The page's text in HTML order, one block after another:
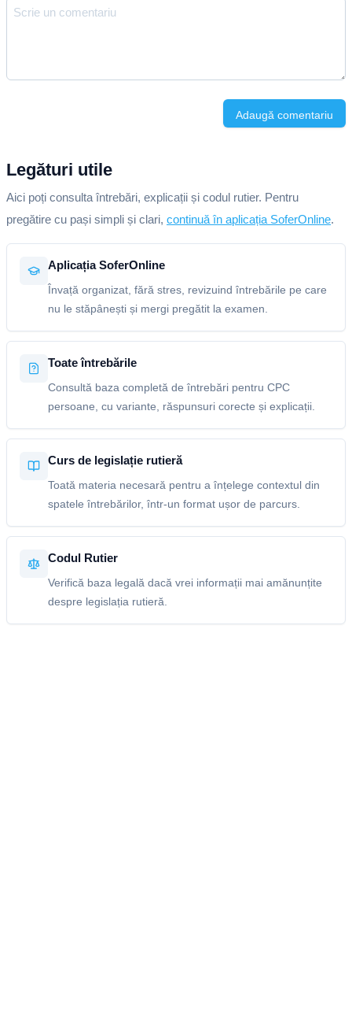
Adaugă comentariu
Legături utile
Aici poți consulta întrebări, explicații și codul rutier. Pentru
pregătire cu pași simpli și clari, continuă în aplicația SoferOnline.
Aplicația SoferOnline
Învață organizat, fără stres, revizuind întrebările pe care
nu le stăpânești și mergi pregătit la examen.
Toate întrebările
Consultă baza completă de întrebări pentru CPC
persoane, cu variante, răspunsuri corecte și explicații.
Curs de legislație rutieră
Toată materia necesară pentru a înțelege contextul din
spatele întrebărilor, într-un format ușor de parcurs.
Codul Rutier
Verifică baza legală dacă vrei informații mai amănunțite
despre legislația rutieră.